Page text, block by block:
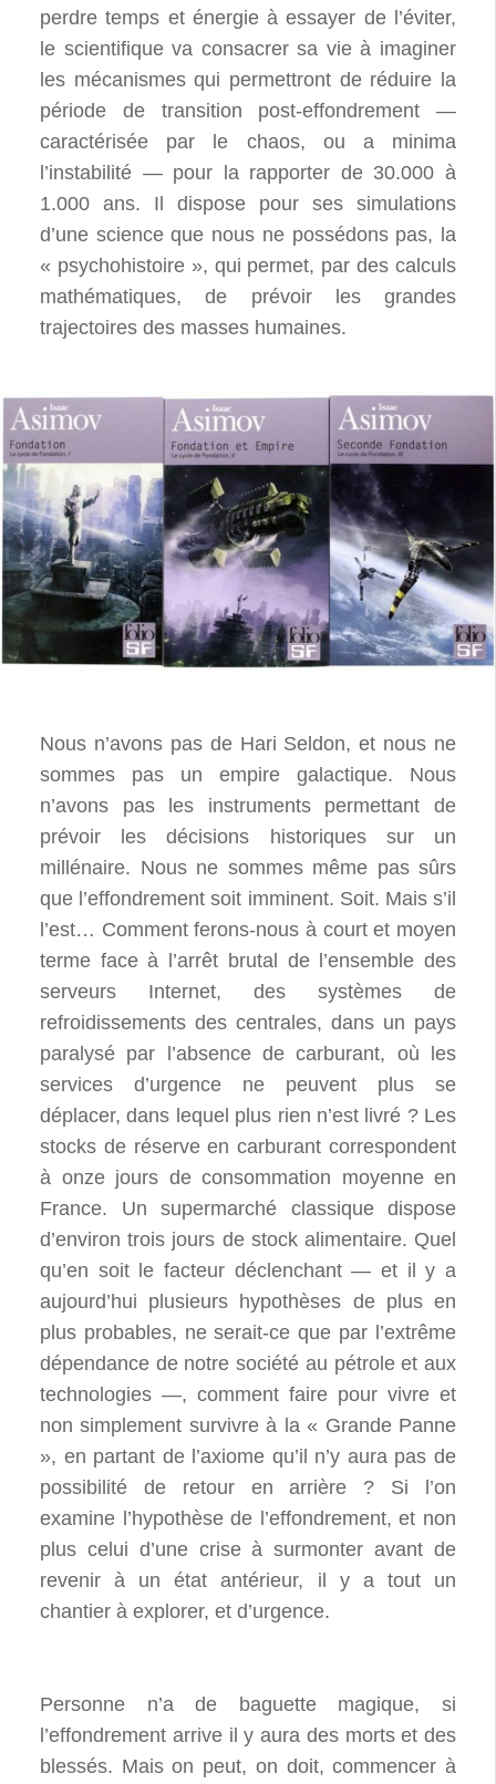
perdre temps et énergie à essayer de l’éviter,
le scientifique va consacrer sa vie à imaginer
les mécanismes qui permettront de réduire la
période de transition post-effondrement —
caractérisée par le chaos, ou a minima
l’instabilité — pour la rapporter de 30.000 à
1.000 ans. Il dispose pour ses simulations
d’une science que nous ne possédons pas, la
« psychohistoire », qui permet, par des calculs
mathématiques, de prévoir les grandes
trajectoires des masses humaines.
Nous n’avons pas de Hari Seldon, et nous ne
sommes pas un empire galactique. Nous
n’avons pas les instruments permettant de
prévoir les décisions historiques sur un
millénaire. Nous ne sommes même pas sûrs
que l’effondrement soit imminent. Soit. Mais s’il
l’est… Comment ferons-nous à court et moyen
terme face à l’arrêt brutal de l’ensemble des
serveurs Internet, des systèmes de
refroidissements des centrales, dans un pays
paralysé par l’absence de carburant, où les
services d’urgence ne peuvent plus se
déplacer, dans lequel plus rien n’est livré ? Les
stocks de réserve en carburant correspondent
à onze jours de consommation moyenne en
France. Un supermarché classique dispose
d’environ trois jours de stock alimentaire. Quel
qu’en soit le facteur déclenchant — et il y a
aujourd’hui plusieurs hypothèses de plus en
plus probables, ne serait-ce que par l’extrême
dépendance de notre société au pétrole et aux
technologies —, comment faire pour vivre et
non simplement survivre à la « Grande Panne
», en partant de l’axiome qu’il n’y aura pas de
possibilité de retour en arrière ? Si l’on
examine l’hypothèse de l’effondrement, et non
plus celui d’une crise à surmonter avant de
revenir à un état antérieur, il y a tout un
chantier à explorer, et d’urgence.
Personne n’a de baguette magique, si
l’effondrement arrive il y aura des morts et des
blessés. Mais on peut, on doit, commencer à